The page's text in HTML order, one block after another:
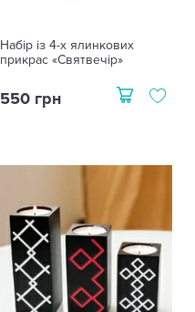
Набір із 4-х ялинкових
прикрас «Святвечір»
550 грн